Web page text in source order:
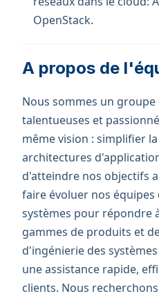
OpenStack.
A propos de
Nous sommes un
talentueuses et
même vision : simplifier
architectures
d'atteindre nos objectifs
faire évoluer nos
systèmes pour répondre
gammes de produits et
d'ingénierie des
une assistance rapide,
clients. Nous